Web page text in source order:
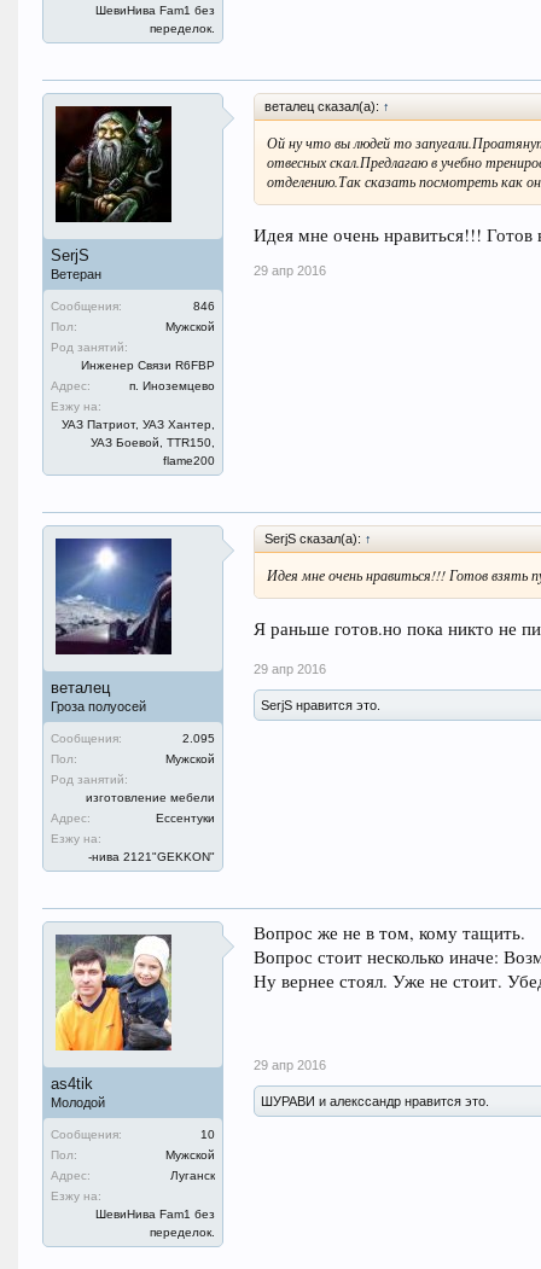
ШевиНива Fam1 без
переделок.
SerjS
Ветеран
Сообщения:
846
Пол:
Мужской
Род занятий:
Инженер Связи R6FBP
Адрес:
п. Иноземцево
Езжу на:
УАЗ Патриот, УАЗ Хантер,
УАЗ Боевой, TTR150,
flame200
веталец сказал(а): ↑
Ой ну что вы людей то
отвесных скал.Предлагаю в учебно
отделению.Так сказать посмотреть как
Идея мне очень нравиться!!! Готов
29 апр 2016
веталец
Гроза полуосей
Сообщения:
2.095
Пол:
Мужской
Род занятий:
изготовление мебели
Адрес:
Ессентуки
Езжу на:
-нива 2121"GEKKON"
SerjS сказал(а): ↑
Идея мне очень нравиться!!! Готов взять
Я раньше готов.но пока никто не
29 апр 2016
SerjS нравится это.
as4tik
Молодой
Сообщения:
10
Пол:
Мужской
Адрес:
Луганск
Езжу на:
ШевиНива Fam1 без
переделок.
Вопрос же не в том, кому тащить.
Вопрос стоит несколько иначе:
Ну вернее стоял. Уже не стоит.
29 апр 2016
ШУРАВИ и алекссандр нравится это.